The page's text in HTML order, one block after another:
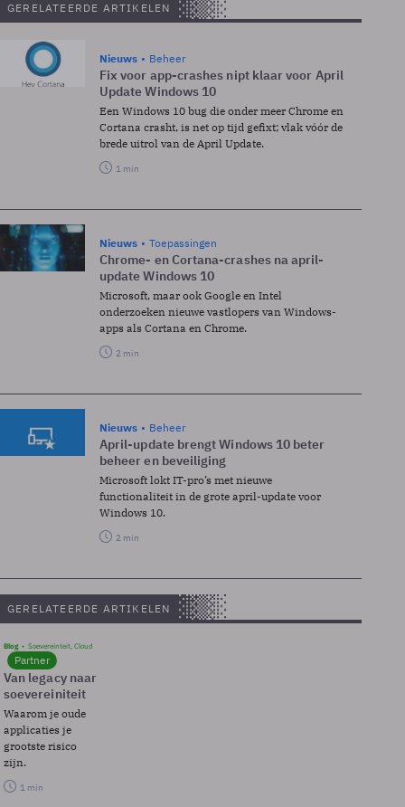
GERELATEERDE ARTIKELEN
Nieuws Beheer
Fix voor app-crashes nipt klaar voor April
Update Windows 10
Een Windows 10 bug die onder meer Chrome en
Cortana crasht, is net op tijd gefixt; vlak vóór de
brede uitrol van de April Update.
1 min
Nieuws Toepassingen
Chrome- en Cortana-crashes na april-
update Windows 10
Microsoft, maar ook Google en Intel
onderzoeken nieuwe vastlopers van Windows-
apps als Cortana en Chrome.
2 min
Nieuws Beheer
April-update brengt Windows 10 beter
beheer en beveiliging
Microsoft lokt IT-pro’s met nieuwe
functionaliteit in de grote april-update voor
Windows 10.
2 min
GERELATEERDE ARTIKELEN
Blog Soevereinteit, Cloud
Partner
Van legacy naar
soevereiniteit
Waarom je oude
applicaties je
grootste risico
zijn.
1 min